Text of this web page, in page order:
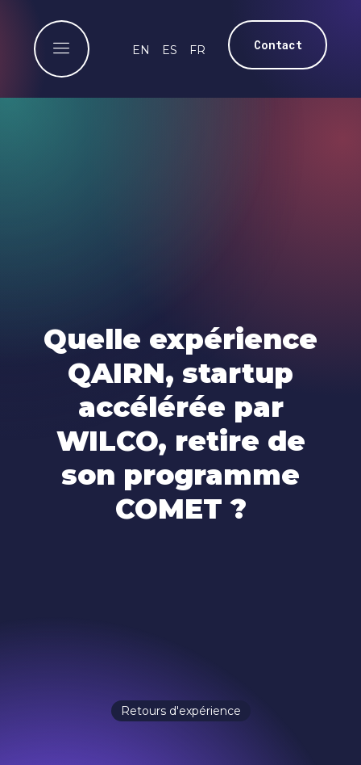
EN ES FR Contact
Quelle expérience
QAIRN, startup
accélérée par
WILCO, retire de
son programme
COMET ?
Retours d'expérience